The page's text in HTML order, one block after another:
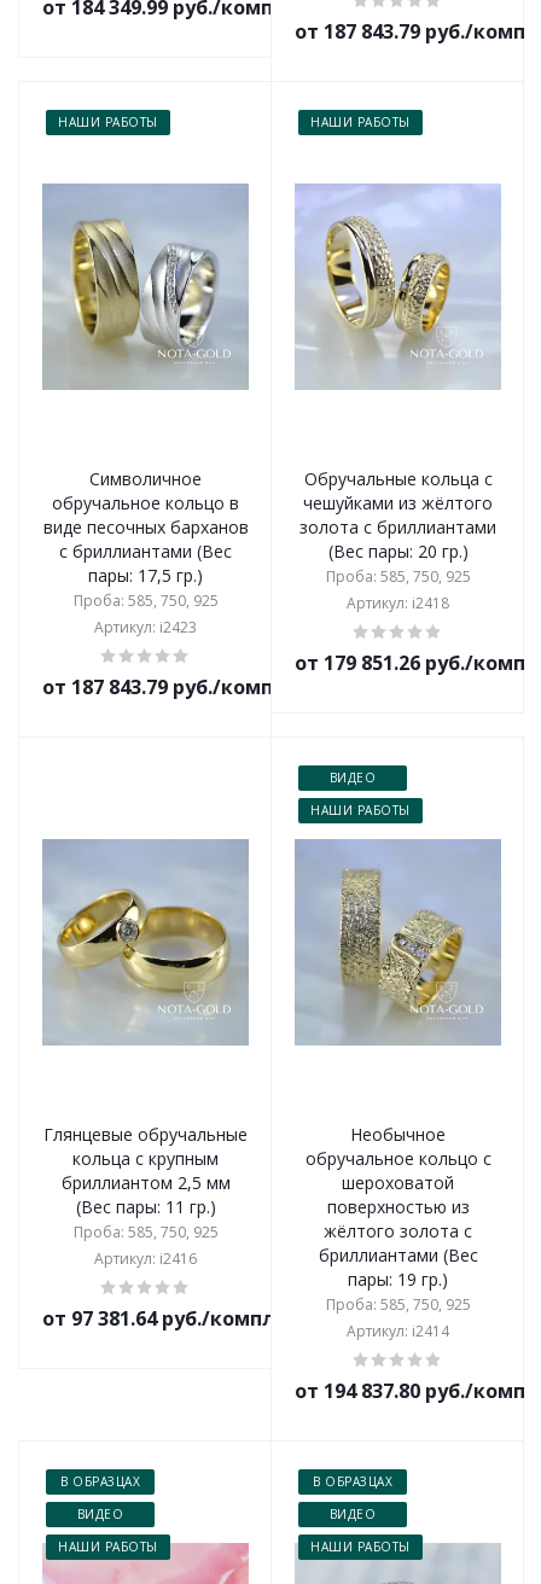
от 184 349.99 руб./комплект
от 187 843.79 руб./
НАШИ РАБОТЫ
Символичное
обручальное кольцо в
виде песочных барханов
с бриллиантами (Вес
пары: 17,5 гр.)
Проба: 585, 750, 925
Артикул: i2423
от 187 843.79 руб./комплект
НАШИ РАБОТЫ
Обручальные кольца с
чешуйками из жёлтого
золота с бриллиантами
(Вес пары: 20 гр.)
Проба: 585, 750, 925
Артикул: i2418
от 179 851.26 руб./
Глянцевые обручальные
кольца с крупным
бриллиантом 2,5 мм
(Вес пары: 11 гр.)
Проба: 585, 750, 925
Артикул: i2416
от 97 381.64 руб./комплект
ВИДЕО
НАШИ РАБОТЫ
Необычное
обручальное кольцо с
шероховатой
поверхностью из
жёлтого золота с
бриллиантами (Вес
пары: 19 гр.)
Проба: 585, 750, 925
Артикул: i2414
от 194 837.80 руб./
В ОБРАЗЦАХ
ВИДЕО
НАШИ РАБОТЫ
В ОБРАЗЦАХ
ВИДЕО
НАШИ РАБОТЫ